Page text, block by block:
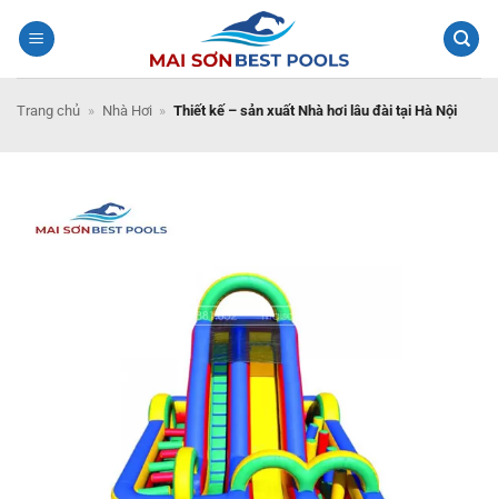
qua
Trang chủ » Nhà Hơi » Thiết kế – sản xuất Nhà hơi lâu đài tại Hà Nội